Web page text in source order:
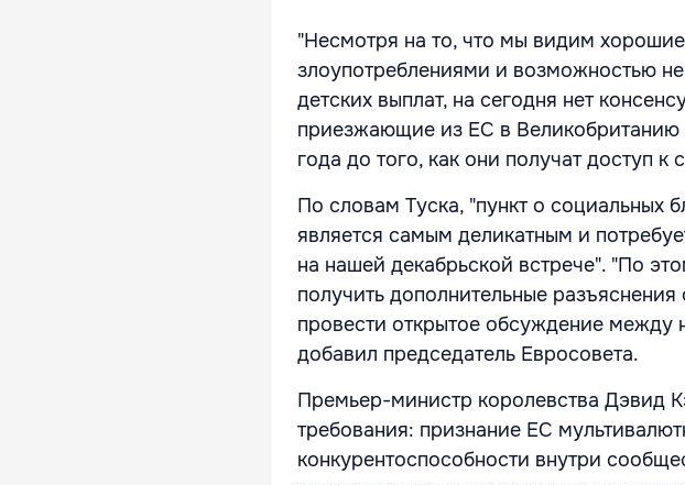
"Несмотря на то, что мы видим
злоупотреблениями и возможностью
детских выплат, на сегодня нет
приезжающие из ЕС в
года до того, как они получат доступ
По словам Туска, "пункт о социальных
является самым деликатным и
на нашей декабрьской встрече". "По
получить дополнительные
провести открытое обсуждение между
добавил председатель Евросовета.
Премьер-министр королевства Дэвид
требования: признание ЕС
конкурентоспособности внутри